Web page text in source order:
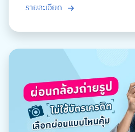
รายละเอียด